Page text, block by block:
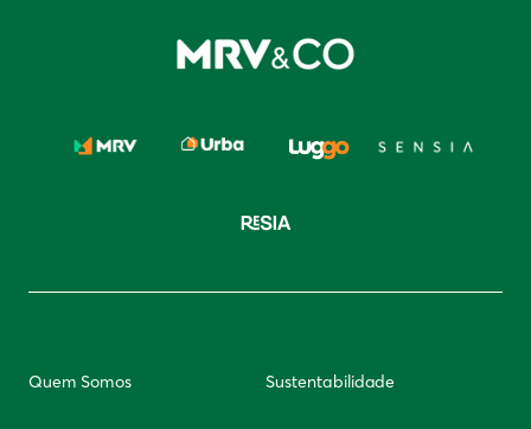
Quem Somos Sustentabilidade